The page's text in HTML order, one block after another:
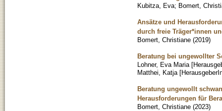
Kubitza, Eva; Bomert,
Ansätze und
durch freie Träger*innen
Bomert, Christiane (2019)
Beratung bei ungewollter
Lohner, Eva Maria
Matthei, Katja
Beratung ungewollt
Herausforderungen für
Bomert, Christiane (2023)